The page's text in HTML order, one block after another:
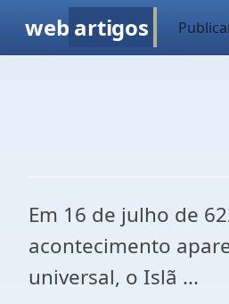
web artigos
Em 16 de julho de
acontecimento
universal, o Islã ...